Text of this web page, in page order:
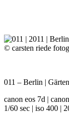
011 – Berlin |
canon eos 7d |
1/60 sec | iso 400 |